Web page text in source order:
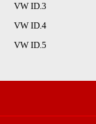
VW ID.3
VW ID.4
VW ID.5